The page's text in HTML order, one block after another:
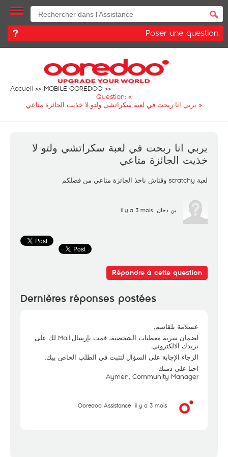
Poser une question
Accueil
MOBILE OOREDOO
Question: «
بربي انا ربحت في لعبة سكراتشي ولتو لا خذيت الجائزة متاعي »
بربي انا ربحت في لعبة سكراتشي ولتو لا
خذيت الجائزة متاعي
لعبة scratchy وقتاش ناخذ الجائزة متاعي من فضلكم
بن دخان il y a 3 mois
Répondre à cette question
Dernières réponses postées
عسلامة بلقاسم,
لضمان سرية معطيات الشخصية، قمت بإرسال Mail لك على
بريدك الالكتروني.
الرجاء الإجابة على السؤال لتثبت في الطلب الخاص بيك.
احنا على ذمتك
Aymen, Community Manager
Ooredoo Assistance il y a 3 mois